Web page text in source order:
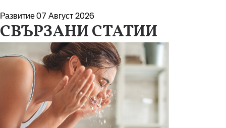
Развитие07 Август 2026
СВЪРЗАНИ СТАТИИ